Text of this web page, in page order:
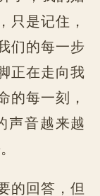
只是记住，
们的每一步
正在走向我
的每一刻，
声音越来越
的回答，但